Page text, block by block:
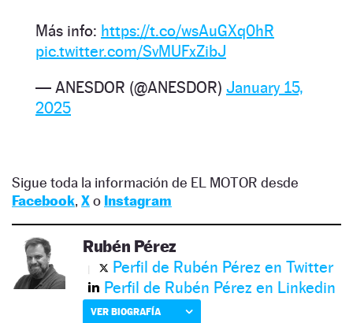
Más info: https://t.co/wsAuGXq0hR
pic.twitter.com/SvMUFxZibJ
— ANESDOR (@ANESDOR) January 15,
2025
Sigue toda la información de EL MOTOR desde
Facebook, Xo Instagram
Rubén Pérez
Perfil de Rubén Pérez en Twitter
Perfil de Rubén Pérez en Linkedin
VER BIOGRAFÍA